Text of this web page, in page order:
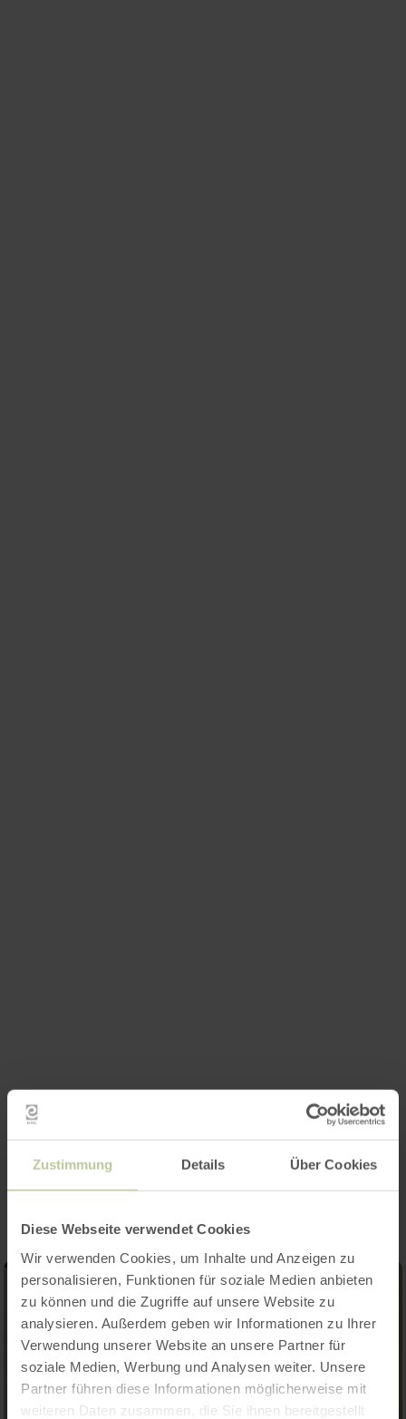
Zustimmung Details Über Cookies
Diese Webseite verwendet Cookies
Wir verwenden Cookies, um Inhalte und Anzeigen zu
personalisieren, Funktionen für soziale Medien anbieten
zu können und die Zugriffe auf unsere Website zu
analysieren. Außerdem geben wir Informationen zu Ihrer
Verwendung unserer Website an unsere Partner für
soziale Medien, Werbung und Analysen weiter. Unsere
Partner führen diese Informationen möglicherweise mit
weiteren Daten zusammen, die Sie ihnen bereitgestellt
Impressionen